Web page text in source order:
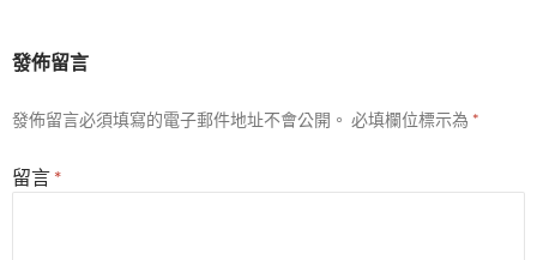
發佈留言
發佈留言必須填寫的電子郵件地址不會公開。 必填欄位標示為 *
留言 *